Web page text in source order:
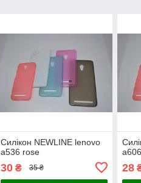
Силікон NEWLINE lenovo
a536 rose
30₴ 35 ₴ 28